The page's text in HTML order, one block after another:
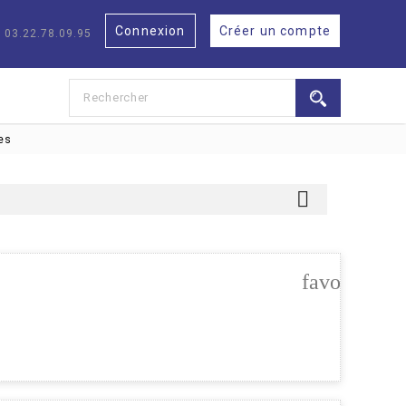
Créer un compte
Connexion
03.22.78.09.95
